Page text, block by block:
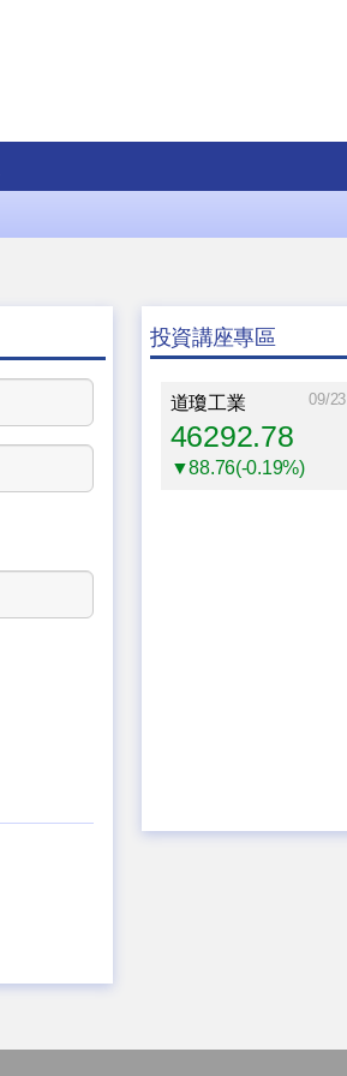
投資講座專區
道瓊工業 09/23
46292.78
▼88.76(-0.19%)